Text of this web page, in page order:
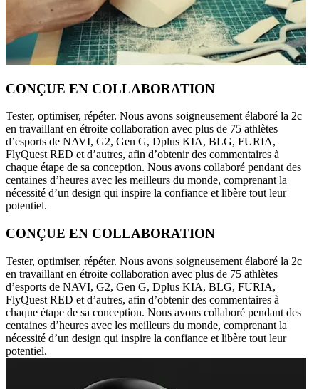
CONÇUE EN COLLABORATION
Tester, optimiser, répéter. Nous avons soigneusement élaboré la 2c
en travaillant en étroite collaboration avec plus de 75 athlètes
d’esports de NAVI, G2, Gen G, Dplus KIA, BLG, FURIA,
FlyQuest RED et d’autres, afin d’obtenir des commentaires à
chaque étape de sa conception. Nous avons collaboré pendant des
centaines d’heures avec les meilleurs du monde, comprenant la
nécessité d’un design qui inspire la confiance et libère tout leur
potentiel.
CONÇUE EN COLLABORATION
Tester, optimiser, répéter. Nous avons soigneusement élaboré la 2c
en travaillant en étroite collaboration avec plus de 75 athlètes
d’esports de NAVI, G2, Gen G, Dplus KIA, BLG, FURIA,
FlyQuest RED et d’autres, afin d’obtenir des commentaires à
chaque étape de sa conception. Nous avons collaboré pendant des
centaines d’heures avec les meilleurs du monde, comprenant la
nécessité d’un design qui inspire la confiance et libère tout leur
potentiel.